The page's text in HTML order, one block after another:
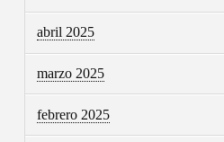
abril 2025
marzo 2025
febrero 2025